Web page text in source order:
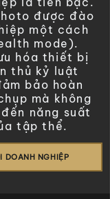
được đào
một cách
mode).
hóa thiết bị
thủ kỷ luật
bảo hoàn
mà không
năng suất
tập thể.
DOANH NGHIỆP